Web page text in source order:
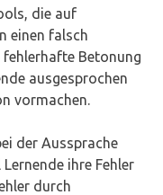
die auf
einen falsch
fehlerhafte Betonung
ausgesprochen
vormachen.
der Aussprache
ihre Fehler
durch